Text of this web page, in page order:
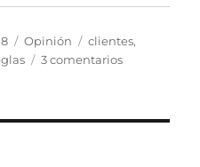
Categorías
Opinión Etiquetas
clientes,
3 comentariosen